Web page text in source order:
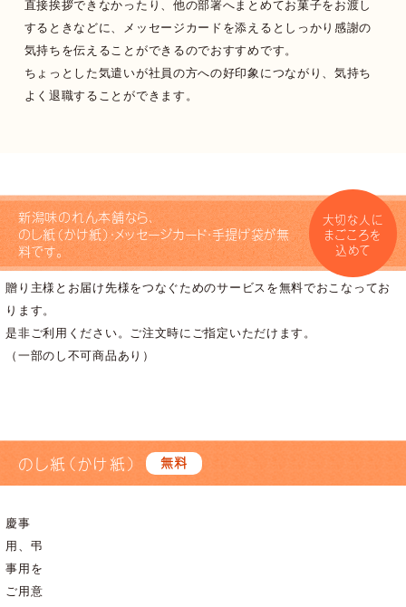
直接挨拶できなかったり、他の部署へまとめてお菓子をお渡し
するときなどに、メッセージカードを添えるとしっかり感謝の
気持ちを伝えることができるのでおすすめです。
ちょっとした気遣いが社員の方への好印象につながり、気持ち
よく退職することができます。
新潟味のれん本舗なら、
のし紙（かけ紙）・メッセージカード・手提げ袋が無
料です。
大切な人に
まごころを
込めて
贈り主様とお届け先様をつなぐためのサービスを無料でおこなってお
ります。
是非ご利用ください。ご注文時にご指定いただけます。
（一部のし不可商品あり）
のし紙（かけ紙） 無料
慶事
用、弔
事用を
ご用意